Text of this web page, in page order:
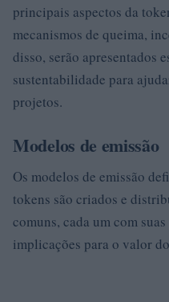
principais aspectos da
mecanismos de queima,
disso, serão apresentados
sustentabilidade para
projetos.
Modelos de emissão
Os modelos de emissão
tokens são criados e
comuns, cada um com
implicações para o valor